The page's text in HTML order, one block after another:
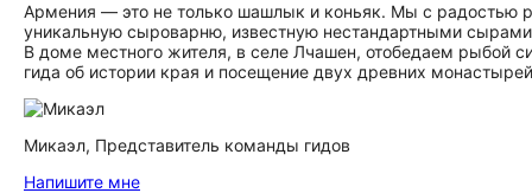
Армения — это не только шашлык и коньяк. Мы с радостью
уникальную сыроварню, известную нестандартными
В доме местного жителя, в селе Лчашен, отобедаем рыбой
гида об истории края и посещение двух древних
Микаэл, Представитель команды гидов
Напишите мне